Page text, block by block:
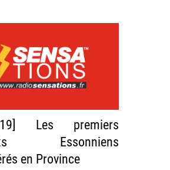
19] Les premiers
Essonniens
en Province